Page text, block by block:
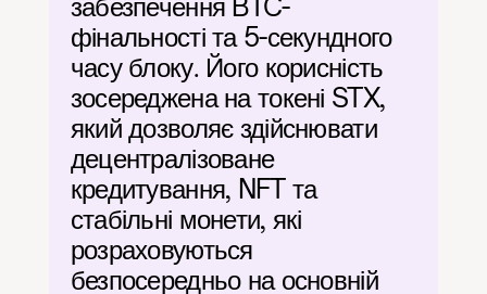
забезпечення BTC-
фінальності та 5-секундного
часу блоку. Його корисність
зосереджена на токені STX,
який дозволяє здійснювати
децентралізоване
кредитування, NFT та
стабільні монети, які
розраховуються
безпосередньо на основній